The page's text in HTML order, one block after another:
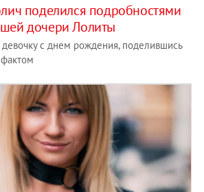
поделился подробностями
дочери Лолиты
с днем рождения, поделившись